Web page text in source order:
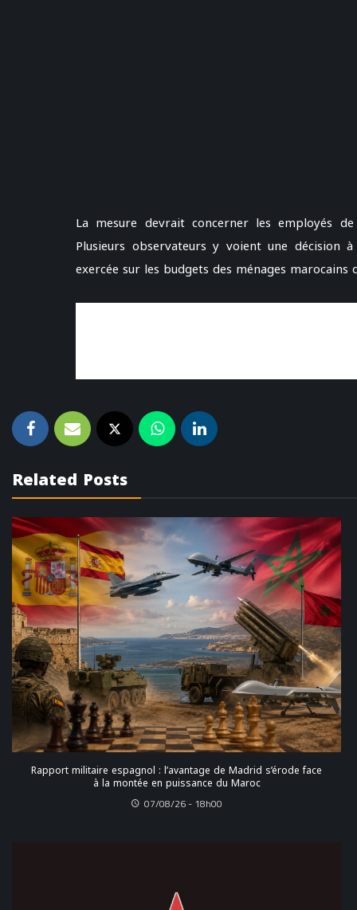
La mesure devrait concerner les employés
Plusieurs observateurs y voient une
exercée sur les budgets des ménages marocains
Related Posts
Rapport militaire espagnol : l’avantage de Madrid s’érode face
à la montée en puissance du Maroc
07/08/26 - 18h00